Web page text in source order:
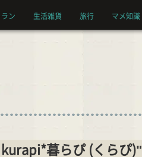
ラン 生活雑貨 旅行 マメ知識
暮らぴ (くらぴ)"